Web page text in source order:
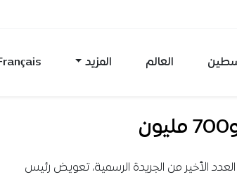
العالم المزيد
الأخير من الجريدة الرسمية، تعويض رئيس